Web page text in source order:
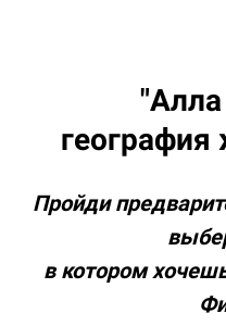
"Алла
Пройди
в котором